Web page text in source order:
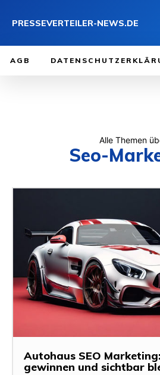
PRESSEVERTEILER-NEWS.DE
AGB
Alle Themen
Seo-
Autohaus SEO
gewinnen und sichtbar